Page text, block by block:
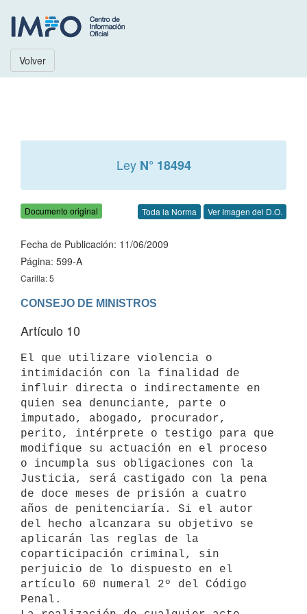
Volver
Ley N° 18494
Documento original Toda la Norma Ver Imagen del D.O.
Fecha de Publicación: 11/06/2009
Página: 599-A
Carilla: 5
CONSEJO DE MINISTROS
Artículo 10
El que utilizare violencia o
intimidación con la finalidad de
influir directa o indirectamente en
quien sea denunciante, parte o
imputado, abogado, procurador,
perito, intérprete o testigo para que
modifique su actuación en el proceso
o incumpla sus obligaciones con la
Justicia, será castigado con la pena
de doce meses de prisión a cuatro
años de penitenciaría. Si el autor
del hecho alcanzara su objetivo se
aplicarán las reglas de la
coparticipación criminal, sin
perjuicio de lo dispuesto en el
artículo 60 numeral 2º del Código
Penal.